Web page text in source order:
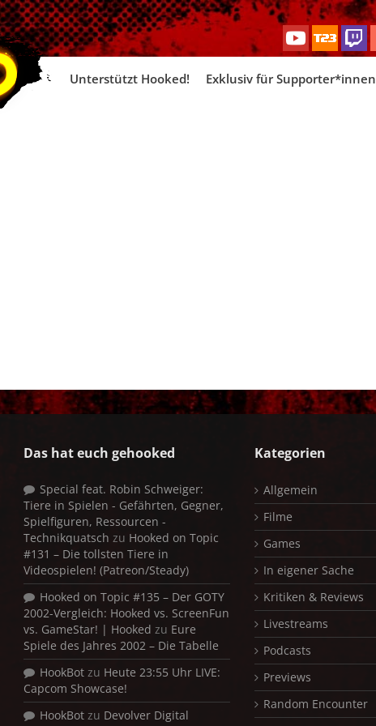
Skip
Unterstützt Hooked! Exklusiv für Supporter*innen
Das hat euch gehooked
Special feat. Robin Schweiger:
Tiere in Spielen - Gefährten, Gegner,
Spielfiguren, Ressourcen -
Technikquatsch zu Hooked on Topic
#131 – Die tollsten Tiere in
Videospielen! (Patreon/Steady)
Hooked on Topic #135 – Der GOTY
2002-Vergleich: Hooked vs. ScreenFun
vs. GameStar! | Hooked zu Eure
Spiele des Jahres 2002 – Die Tabelle
HookBot zu Heute 23:55 Uhr LIVE:
Capcom Showcase!
HookBot zu Devolver Digital
Kategorien
Allgemein
Filme
Games
In eigener Sache
Kritiken & Reviews
Livestreams
Podcasts
Previews
Random Encounter